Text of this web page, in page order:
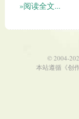
»阅读全文...
© 2004-
本站遵循《创